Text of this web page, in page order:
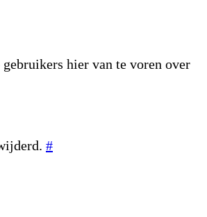
hier van te voren over
#